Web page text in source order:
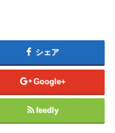
シェア
Google+
feedly